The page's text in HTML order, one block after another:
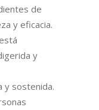
de
y eficacia.
y
y sostenida.